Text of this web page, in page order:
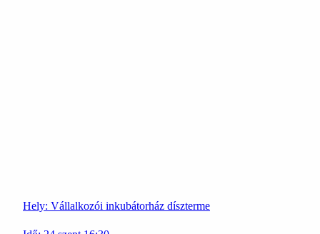
Hely: Vállalkozói inkubátorház díszterme